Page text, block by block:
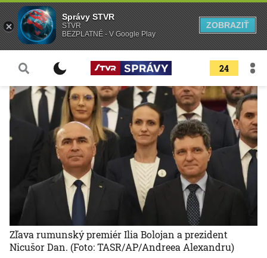
24
Zľava rumunský premiér Ilia Bolojan a prezident
Nicušor Dan. (Foto: TASR/AP/Andreea Alexandru)
Správy STVR
STVR
BEZPLATNÉ - V Google Play
ZOBRAZIŤ